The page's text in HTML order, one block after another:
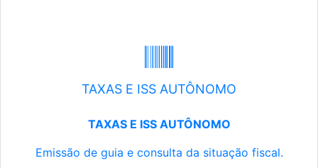
TAXAS E ISS AUTÔNOMO
TAXAS E ISS AUTÔNOMO
Emissão de guia e consulta da situação fiscal.